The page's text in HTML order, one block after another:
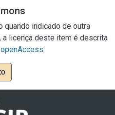
quando indicado de outra
a licença deste item é descrita
openAccess